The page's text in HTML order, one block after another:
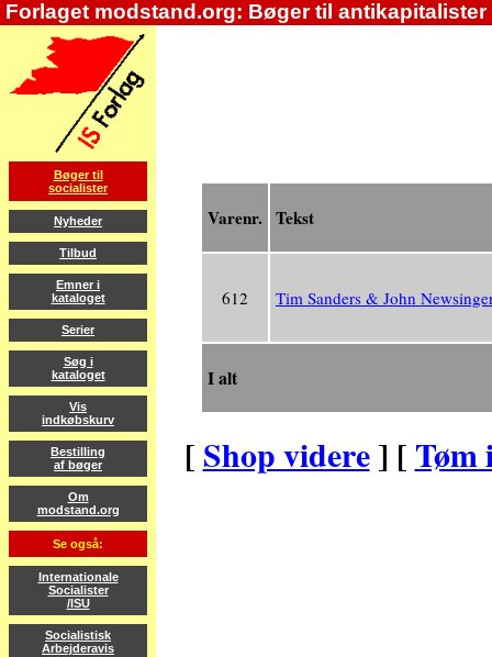
Forlaget modstand.org: Bøger til antikapitalister
Bøger til
socialister
Nyheder
Tilbud
Emner i
kataloget
Serier
Søg i
kataloget
Vis
indkøbskurv
Bestilling
af bøger
Om
modstand.org
Se også:
Internationale
Socialister
/ISU
Socialistisk
Arbejderavis
Varenr. Tekst
612 Tim Sanders & John
I alt
[ Shop videre] [ Tøm